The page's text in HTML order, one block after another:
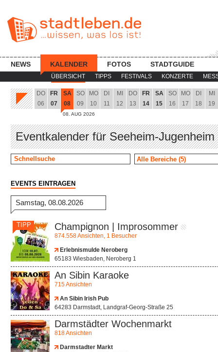
ÜBERSICHT TIPPS FESTIVALS KONZERTE
NEWS KALENDER FOTOS STADTGUIDE
DO
06
FR
07
SA
08
08. AUG 2026
SO
09
MO
10
DI
11
MI
12
DO
13
FR
14
SA
15
SO
16
MO
17
DI
18
MI
19
Eventkalender für Seeheim-
EVENTS EINTRAGEN
Samstag, 08.08.2026
TIPP Champignon | Improsommer
874.558 Ansichten, 1 Besucher
Erlebnismulde Neroberg
65183 Wiesbaden, Neroberg 1
An Sibin Karaoke
715 Ansichten
An Sibin Irish Pub
64283 Darmstadt, Landgraf-Georg-Straße 25
Darmstädter Wochenmarkt
818 Ansichten
Darmstadter Markt